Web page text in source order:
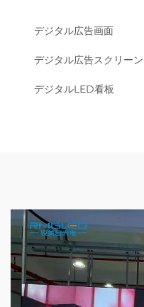
デジタル広告画面
デジタル広告スクリーン
デジタルLED看板